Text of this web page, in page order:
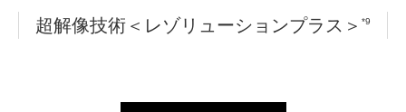
超解像技術＜レゾリューションプラス＞ *9